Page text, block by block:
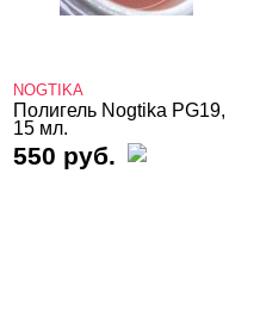
NOGTIKA
Полигель Nogtika PG19,
15 мл.
550 руб.